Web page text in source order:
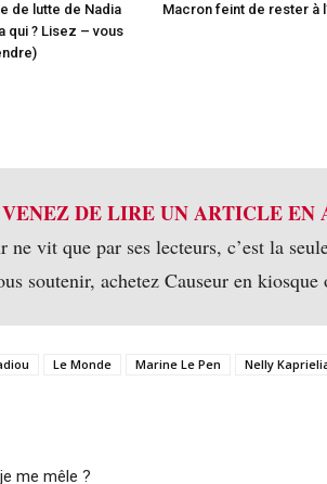
de lutte de Nadia
qui ? Lisez – vous
Macron feint de rester à
DE LIRE UN ARTICLE EN
ne vit que par ses lecteurs, c’est la
soutenir, achetez Causeur en kiosque
Le Monde Marine Le Pen Nelly
me mêle ?